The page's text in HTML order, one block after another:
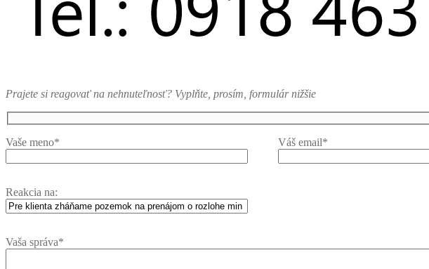
Prajete si reagovať na nehnuteľnosť? Vyplňte, prosím, formulár nižšie
Vaše meno* Váš email*
Reakcia na:
Vaša správa*